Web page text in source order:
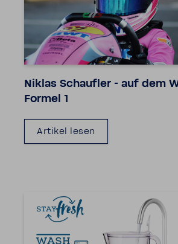
Niklas Schaufler - auf dem
Formel 1
Artikel lesen